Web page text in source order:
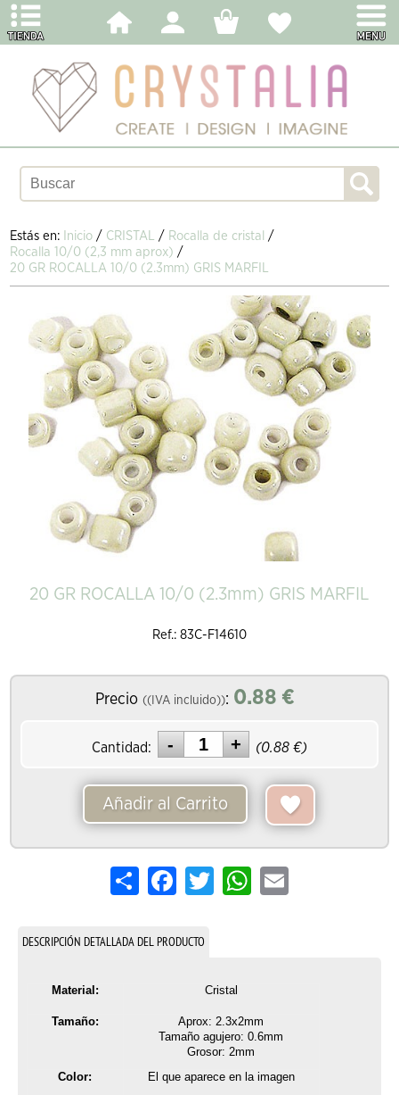
Estás en: Inicio / CRISTAL / Rocalla de cristal /
Rocalla 10/0 (2,3 mm aprox) /
20 GR ROCALLA 10/0 (2.3mm) GRIS MARFIL
20 GR ROCALLA 10/0 (2.3mm) GRIS MARFIL
Ref.: 83C-F14610
Precio ((IVA incluido)): 0.88 €
Cantidad: (0.88€)
Añadir al Carrito
Share FacebookTwitterWhatsApp
Email
DESCRIPCIÓN DETALLADA DEL PRODUCTO
Material: Cristal
Tamaño:
Aprox: 2.3x2mm
Tamaño agujero: 0.6mm
Grosor: 2mm
Color:
El que aparece en la imagen